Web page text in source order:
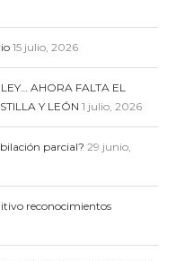
15 julio, 2026
AHORA FALTA EL
Y LEÓN 1 julio, 2026
parcial? 29 junio,
reconocimientos